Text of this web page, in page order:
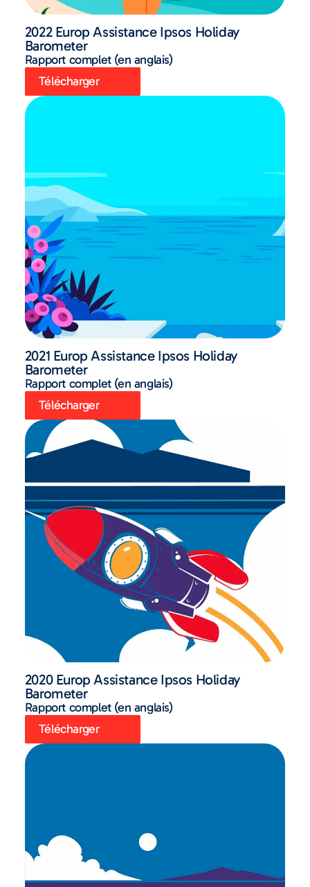
2022 Europ Assistance Ipsos Holiday
Barometer
Rapport complet (en anglais)
Télécharger
2021 Europ Assistance Ipsos Holiday
Barometer
Rapport complet (en anglais)
Télécharger
2020 Europ Assistance Ipsos Holiday
Barometer
Rapport complet (en anglais)
Télécharger